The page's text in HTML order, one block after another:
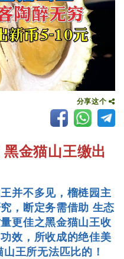
分享这个
金猫山王缴出
并不多见，榴梿园主
，断定务需借助 生态
更佳之黑金猫山王收
效，所收成的绝佳美
王所无法匹比的！